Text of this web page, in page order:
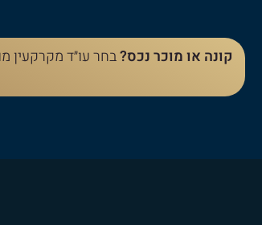
קונה או מוכר נכס?בחר עו״ד מקרקעין